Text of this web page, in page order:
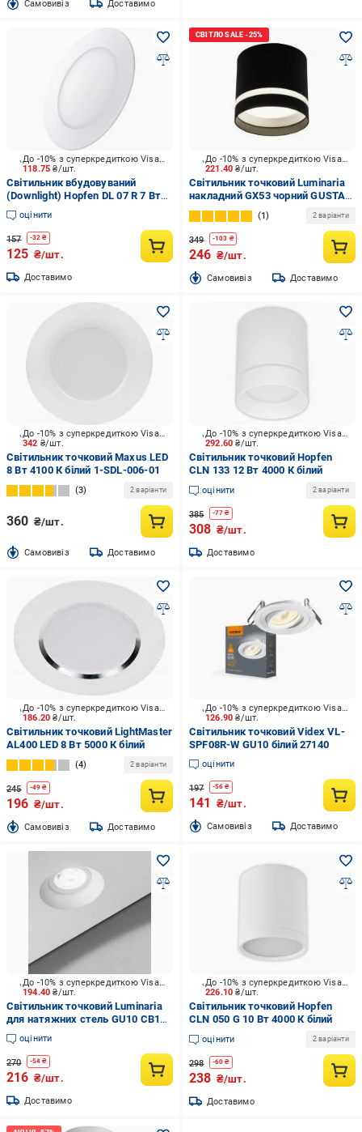
Cамовивіз Доставимо
118.75₴/шт.
До -10% з суперкредиткою Visa Вигода
Світильник вбудовуваний
(Downlight) Hopfen DL 07 R 7 Вт
4500 К білий
оцінити
157 -32 ₴
125 ₴/шт.
Доставимо
221.40₴/шт.
До -10% з суперкредиткою Visa Вигода
Світильник точковий Luminaria
накладний GX53 чорний GUSTA
1хGX53 BLACK
1 2 варіанти
349 -103 ₴
246 ₴/шт.
Cамовивіз Доставимо
342 ₴/шт.
До -10% з суперкредиткою Visa Вигода
Світильник точковий Maxus LED
8 Вт 4100 К білий 1-SDL-006-01
3 2 варіанти
360 ₴/шт.
Cамовивіз Доставимо
292.60₴/шт.
До -10% з суперкредиткою Visa Вигода
Світильник точковий Hopfen
CLN 133 12 Вт 4000 К білий
оцінити 2 варіанти
385 -77 ₴
308 ₴/шт.
Доставимо
186.20₴/шт.
До -10% з суперкредиткою Visa Вигода
Світильник точковий LightMaster
AL400 LED 8 Вт 5000 К білий
4 2 варіанти
245 -49 ₴
196 ₴/шт.
Cамовивіз Доставимо
126.90₴/шт.
До -10% з суперкредиткою Visa Вигода
Світильник точковий Videx VL-
SPF08R-W GU10 білий 27140
оцінити
197 -56 ₴
141 ₴/шт.
Cамовивіз Доставимо
194.40₴/шт.
До -10% з суперкредиткою Visa Вигода
Світильник точковий Luminaria
для натяжних стель GU10 СВ16
JET GU10
оцінити
270 -54 ₴
216 ₴/шт.
Доставимо
226.10₴/шт.
До -10% з суперкредиткою Visa Вигода
Світильник точковий Hopfen
CLN 050 G 10 Вт 4000 К білий
оцінити 2 варіанти
298 -60 ₴
238 ₴/шт.
Доставимо